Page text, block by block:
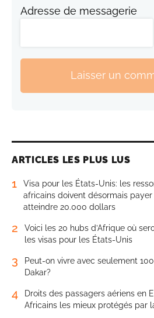
Adresse de messagerie
Laisser un
ARTICLES LES PLUS LUS
1
Visa pour les États-Unis: les
africains doivent désormais
atteindre 20.000 dollars
2
Voici les 20 hubs d’Afrique où
les visas pour les États-Unis
3
Peut-on vivre avec seulement
Dakar?
4
Droits des passagers aériens en
Africains les mieux protégés par